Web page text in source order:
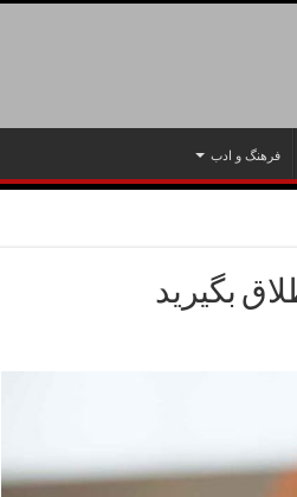
فرهنگ و ادب
بگیرید